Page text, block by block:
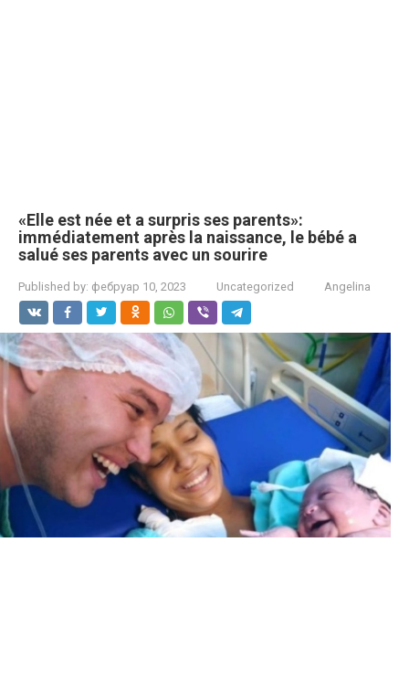
«Elle est née et a surpris ses parents»:
immédiatement après la naissance, le bébé a
salué ses parents avec un sourire
Published by: фебруар 10, 2023 Uncategorized Angelina